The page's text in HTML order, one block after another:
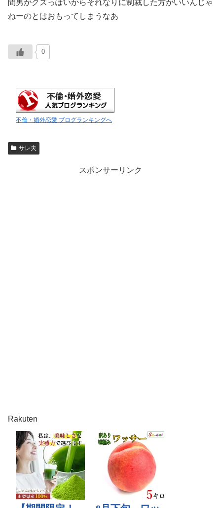
間男がクズっぽいからそれなりに制裁した方がいいんじゃ
ねーのとはおもってしまうなあ
0
不倫・婚外恋愛 ブログランキングへ
サレ夫
スポンサーリンク
Rakuten